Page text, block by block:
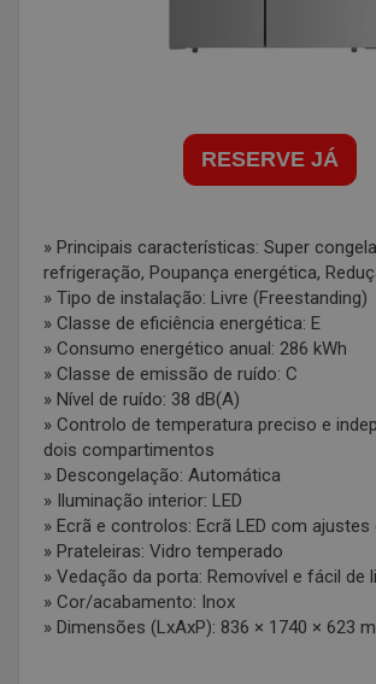
RESERVE JÁ
» Principais características: Super
refrigeração, Poupança energética,
» Tipo de instalação: Livre (Freestanding)
» Classe de eficiência energética: E
» Consumo energético anual: 286 kWh
» Classe de emissão de ruído: C
» Nível de ruído: 38 dB(A)
» Controlo de temperatura preciso e
dois compartimentos
» Descongelação: Automática
» Iluminação interior: LED
» Ecrã e controlos: Ecrã LED com
» Prateleiras: Vidro temperado
» Vedação da porta: Removível e fácil de
» Cor/acabamento: Inox
» Dimensões (LxAxP): 836 × 1740 × 623